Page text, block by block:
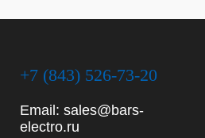
+7 (843) 526-73-20
Email: sales@bars-
electro.ru